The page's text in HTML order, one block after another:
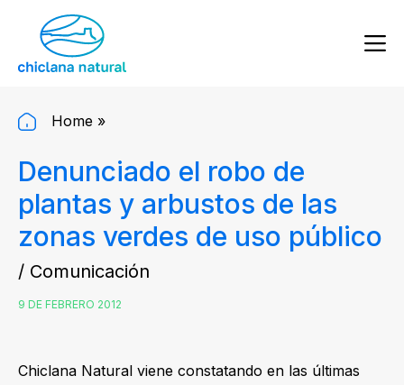
Home »
Denunciado el robo de
plantas y arbustos de las
zonas verdes de uso público
/ Comunicación
9 DE FEBRERO 2012
Chiclana Natural viene constatando en las últimas